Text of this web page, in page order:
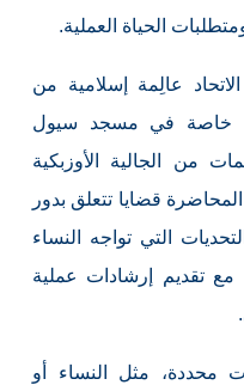
ومتطلبات الحياة العملية.
عالِمة إسلامية من
خاصة في مسجد سيول
من الجالية الأوزبكية
قضايا تتعلق بدور
التي تواجه النساء
مع تقديم إرشادات عملية
محددة، مثل النساء أو